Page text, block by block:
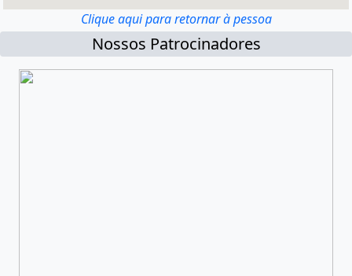
Clique aqui para retornar à pessoa
Nossos Patrocinadores